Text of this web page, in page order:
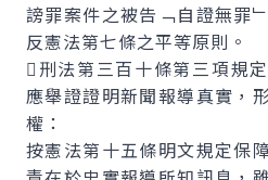
謗罪案件之被告﹁自證無罪
反憲法第七條之平等原則。
刑法第三百十條第三項規
應舉證證明新聞報導真實，
權：
按憲法第十五條明文規定保